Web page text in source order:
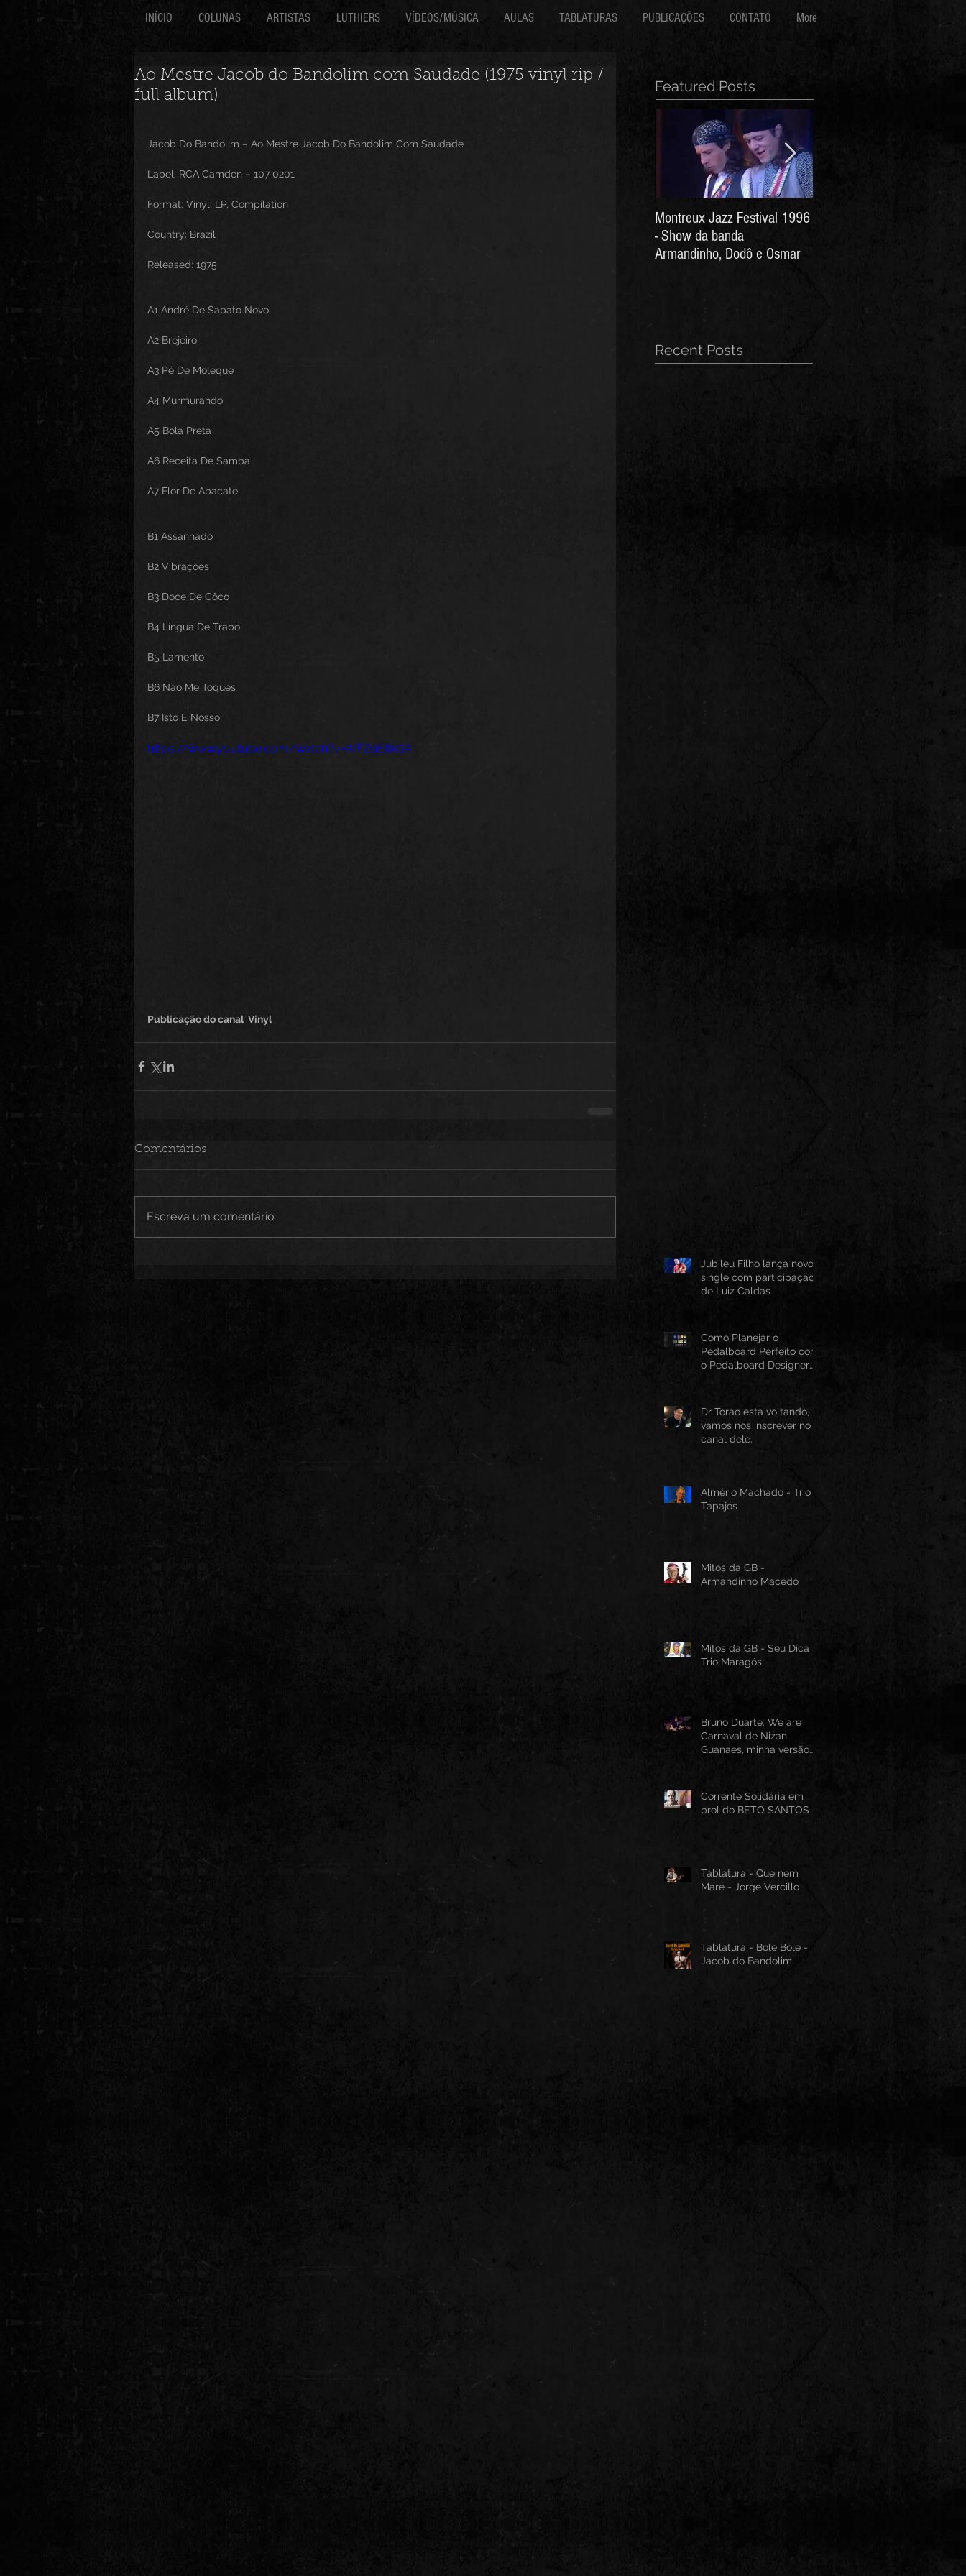
INÍCIO COLUNAS ARTISTAS LUTHIERS VÍDEOS/MÚSICA AULAS TABLATURAS PUBLICAÇÕES CONTATO More
Ao Mestre Jacob do Bandolim com Saudade (1975 vinyl rip /
full album)
Jacob Do Bandolim ‎– Ao Mestre Jacob Do Bandolim Com Saudade
Label: RCA Camden ‎– 107 0201
Format: Vinyl, LP, Compilation
Country: Brazil
Released: 1975
A1 André De Sapato Novo
A2 Brejeiro
A3 Pé De Moleque
A4 Murmurando
A5 Bola Preta
A6 Receita De Samba
A7 Flor De Abacate
B1 Assanhado
B2 Vibrações
B3 Doce De Côco
B4 Língua De Trapo
B5 Lamento
B6 Não Me Toques
B7 Isto É Nosso
https://www.youtube.com/watch?v=AfFZuEIlkGA
Publicação do canal  Vinyl
Comentários
Escreva um comentário
Featured Posts
Montreux Jazz Festival 1996
- Show da banda
Armandinho, Dodô e Osmar
Recent Posts
Jubileu Filho lança novo
single com participação
de Luiz Caldas
Como Planejar o
Pedalboard Perfeito com
o Pedalboard Designer
Dr Torao esta voltando,
vamos nos inscrever no
canal dele.
Almério Machado - Trio
Tapajós
Mitos da GB -
Armandinho Macêdo
Mitos da GB - Seu Dica -
Trio Maragós
Bruno Duarte: We are
Carnaval de Nizan
Guanaes, minha versão
Corrente Solidária em
prol do BETO SANTOS
Tablatura - Que nem
Maré - Jorge Vercillo
Tablatura - Bole Bole -
Jacob do Bandolim